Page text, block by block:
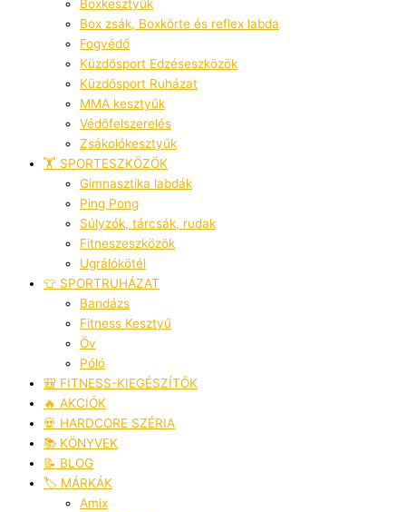
Boxkesztyűk
Box zsák, Boxkörte és reflex labda
Fogvédő
Küzdősport Edzéseszközök
Küzdősport Ruházat
MMA kesztyűk
Védőfelszerelés
Zsákolókesztyűk
🏋️ SPORTESZKÖZÖK
Gimnasztika labdák
Ping Pong
Súlyzók, tárcsák, rudak
Fitneszeszközök
Ugrálókötél
👕 SPORTRUHÁZAT
Bandázs
Fitness Kesztyű
Öv
Póló
🎒 FITNESS-KIEGÉSZÍTŐK
🔥 AKCIÓK
💀 HARDCORE SZÉRIA
📚 KÖNYVEK
📝 BLOG
🏷️ MÁRKÁK
Amix